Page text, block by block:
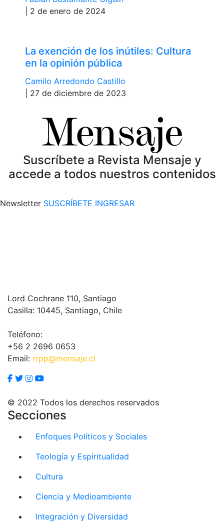
| 2 de enero de 2024
La exención de los inútiles: Cultura
en la opinión pública
Camilo Arredondo Castillo
| 27 de diciembre de 2023
Suscríbete a Revista Mensaje y
accede a todos nuestros contenidos
Newsletter SUSCRÍBETE INGRESAR
Lord Cochrane 110, Santiago
Casilla: 10445, Santiago, Chile
Teléfono:
+56 2 2696 0653
Email: rrpp@mensaje.cl
© 2022 Todos los derechos reservados
Secciones
Enfoques Políticos y Sociales
Teología y Espiritualidad
Cultura
Ciencia y Medioambiente
Integración y Diversidad